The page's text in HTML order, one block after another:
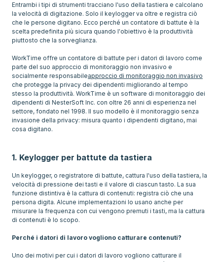
Entrambi i tipi di strumenti tracciano l'uso della tastiera e calcolano
la velocità di digitazione. Solo il keylogger va oltre e registra ciò
che le persone digitano. Ecco perché un contatore di battute è la
scelta predefinita più sicura quando l'obiettivo è la produttività
piuttosto che la sorveglianza.
WorkTime offre un contatore di battute per i datori di lavoro come
parte del suo approccio di monitoraggio non invasivo e
socialmente responsabileapproccio di monitoraggio non invasivo
che protegge la privacy dei dipendenti migliorando al tempo
stesso la produttività. WorkTime è un software di monitoraggio dei
dipendenti di NesterSoft Inc. con oltre 26 anni di esperienza nel
settore, fondato nel 1998. Il suo modello è il monitoraggio senza
invasione della privacy: misura quanto i dipendenti digitano, mai
cosa digitano.
1. Keylogger per battute da tastiera
Un keylogger, o registratore di battute, cattura l'uso della tastiera, la
velocità di pressione dei tasti e il valore di ciascun tasto. La sua
funzione distintiva è la cattura di contenuti: registra ciò che una
persona digita. Alcune implementazioni lo usano anche per
misurare la frequenza con cui vengono premuti i tasti, ma la cattura
di contenuti è lo scopo.
Perché i datori di lavoro vogliono catturare contenuti?
Uno dei motivi per cui i datori di lavoro vogliono catturare il